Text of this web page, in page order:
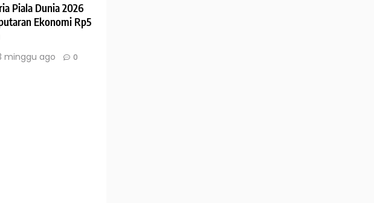
Piala Dunia 2026
Ekonomi Rp5
minggu ago 0